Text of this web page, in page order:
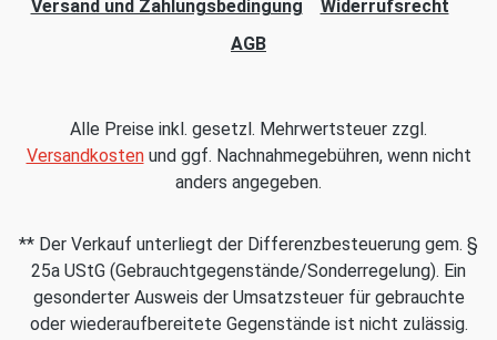
Versand und Zahlungsbedingung
Widerrufsrecht
AGB
Alle Preise inkl. gesetzl. Mehrwertsteuer zzgl.
Versandkostenund ggf. Nachnahmegebühren, wenn nicht
anders angegeben.
** Der Verkauf unterliegt der Differenzbesteuerung gem. §
25a UStG (Gebrauchtgegenstände/Sonderregelung). Ein
gesonderter Ausweis der Umsatzsteuer für gebrauchte
oder wiederaufbereitete Gegenstände ist nicht zulässig.